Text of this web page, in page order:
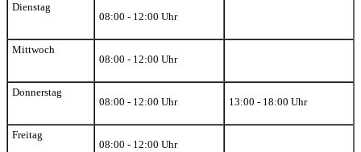
Dienstag
08:00 - 12:00 Uhr
Mittwoch
08:00 - 12:00 Uhr
Donnerstag
08:00 - 12:00 Uhr
13:00 - 18:00 Uhr
Freitag
08:00 - 12:00 Uhr